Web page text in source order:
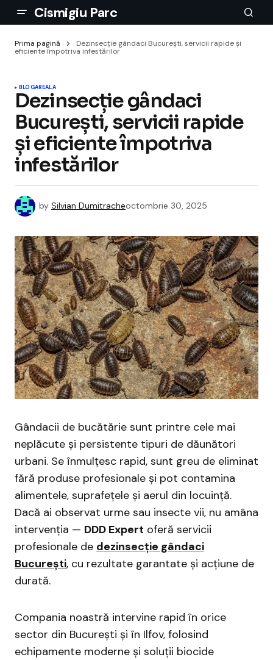
Cismigiu Parc
Prima pagină
Dezinsecție gândaci București, servicii rapide și
eficiente împotriva infestărilor
BLOGAREALA
Dezinsecție gândaci
București, servicii rapide
și eficiente împotriva
infestărilor
by Silvian Dumitracheoctombrie 30, 2025
Gândacii de bucătărie sunt printre cele mai
neplăcute și persistente tipuri de dăunători
urbani. Se înmulțesc rapid, sunt greu de eliminat
fără produse profesionale și pot contamina
alimentele, suprafețele și aerul din locuință.
Dacă ai observat urme sau insecte vii, nu amâna
intervenția — DDD Expert oferă servicii
profesionale de dezinsecție gândaci
București, cu rezultate garantate și acțiune de
durată.
Compania noastră intervine rapid în orice
sector din București și în Ilfov, folosind
echipamente moderne și soluții biocide